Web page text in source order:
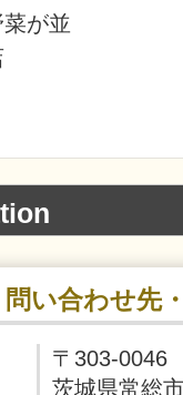
が並
問い合わせ先
〒303-0046
茨城県常総